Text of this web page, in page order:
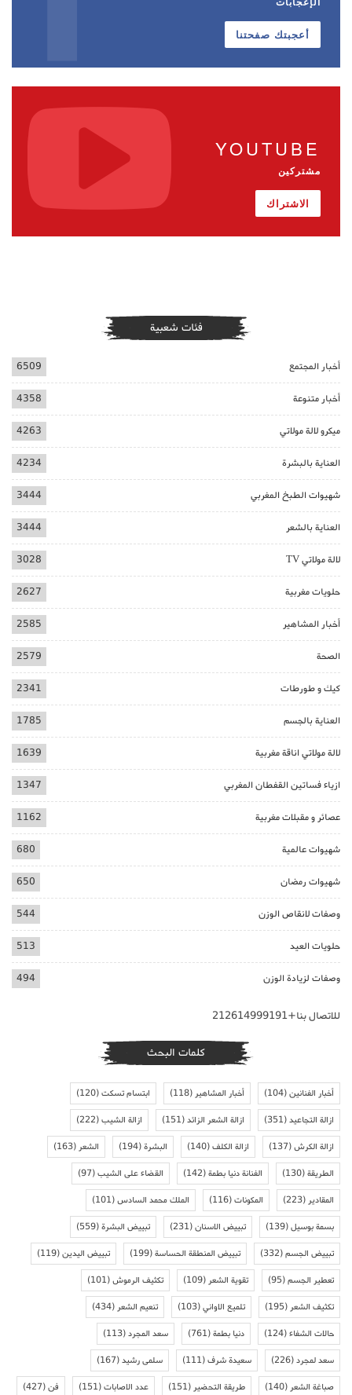
أعجبتك صفحتنا
YOUTUBE
مشتركين
الاشتراك
فئات شعبية
أخبار المجتمع 6509
أخبار متنوعة 4358
ميكرو لالة مولاتي 4263
العناية بالبشرة 4234
شهيوات الطبخ المغربي 3444
العناية بالشعر 3444
لالة مولاتي TV 3028
حلويات مغربية 2627
أخبار المشاهير 2585
الصحة 2579
كيك و طورطات 2341
العناية بالجسم 1785
لالة مولاتي اناقة مغربية 1639
ازياء فساتين القفطان المغربي 1347
عصائر و مقبلات مغربية 1162
شهيوات عالمية 680
شهيوات رمضان 650
وصفات لانقاص الوزن 544
حلويات العيد 513
وصفات لزيادة الوزن 494
للاتصال بنا+212614999191
كلمات البحث
أخبار الفنانين(104) أخبار المشاهير(118) ابتسام تسكت(120)
ازالة التجاعيد(351) ازالة الشعر الزائد(151) ازالة الشيب(222)
ازالة الكرش(137) ازالة الكلف(140) البشرة(194) الشعر(163)
الطريقة(130) الفنانة دنيا بطمة(142) القضاء على الشيب(97)
المقادير(223) المكونات(116) الملك محمد السادس(101)
بسمة بوسيل(139) تبييض الاسنان(231) تبييض البشرة(559)
تبييض الجسم(332) تبييض المنطقة الحساسة(199) تبييض اليدين(119)
تعطير الجسم(95) تقوية الشعر(109) تكثيف الرموش(101)
تكثيف الشعر(195) تلميع الاواني(103) تنعيم الشعر(434)
حالات الشفاء(124) دنيا بطمة(761) سعد المجرد(113)
سعد لمجرد(226) سعيدة شرف(111) سلمى رشيد(167)
صباغة الشعر(140) طريقة التحضير(151) عدد الاصابات(151) فن(427)